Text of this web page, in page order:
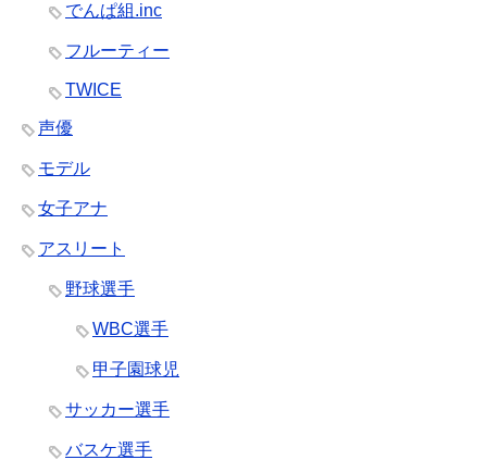
でんぱ組.inc
フルーティー
TWICE
声優
モデル
女子アナ
アスリート
野球選手
WBC選手
甲子園球児
サッカー選手
バスケ選手